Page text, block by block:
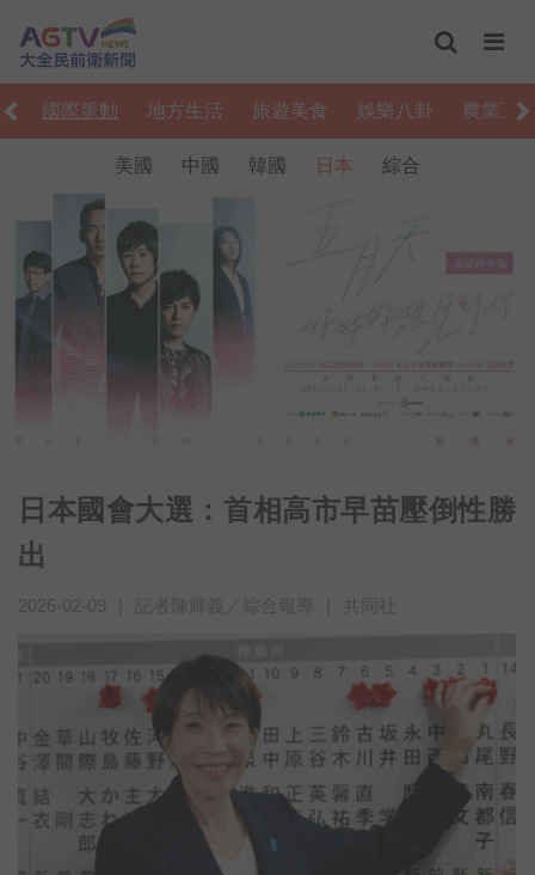
國際脈動 地方生活 旅遊美食 娛樂八卦 農業互
美國 中國 韓國 日本 綜合
日本國會大選：首相高市早苗壓倒性勝
出